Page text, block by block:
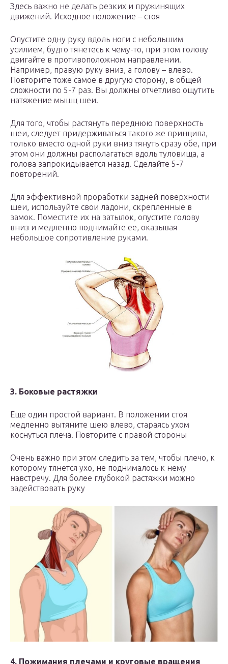
Здесь важно не делать резких и пружинящих
движений. Исходное положение – стоя
Опустите одну руку вдоль ноги с небольшим
усилием, будто тянетесь к чему-то, при этом голову
двигайте в противоположном направлении.
Например, правую руку вниз, а голову – влево.
Повторите тоже самое в другую сторону, в общей
сложности по 5-7 раз. Вы должны отчетливо ощутить
натяжение мышц шеи.
Для того, чтобы растянуть переднюю поверхность
шеи, следует придерживаться такого же принципа,
только вместо одной руки вниз тянуть сразу обе, при
этом они должны располагаться вдоль туловища, а
голова запрокидывается назад. Сделайте 5-7
повторений.
Для эффективной проработки задней поверхности
шеи, используйте свои ладони, скрепленные в
замок. Поместите их на затылок, опустите голову
вниз и медленно поднимайте ее, оказывая
небольшое сопротивление руками.
3. Боковые растяжки
Еще один простой вариант. В положении стоя
медленно вытяните шею влево, стараясь ухом
коснуться плеча. Повторите с правой стороны
Очень важно при этом следить за тем, чтобы плечо, к
которому тянется ухо, не поднималось к нему
навстречу. Для более глубокой растяжки можно
задействовать руку
4. Пожимания плечами и круговые вращения